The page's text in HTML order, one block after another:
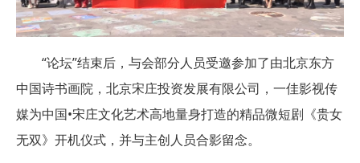
“论坛”结束后，与会部分人员受邀参加了由北京东方
中国诗书画院，北京宋庄投资发展有限公司，一佳影视传
媒为中国•宋庄文化艺术高地量身打造的精品微短剧《贵女
无双》开机仪式，并与主创人员合影留念。